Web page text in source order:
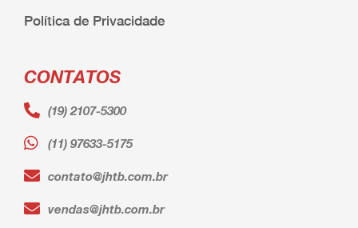
Política de Privacidade
CONTATOS
(19) 2107-5300
(11) 97633-5175
contato@jhtb.com.br
vendas@jhtb.com.br